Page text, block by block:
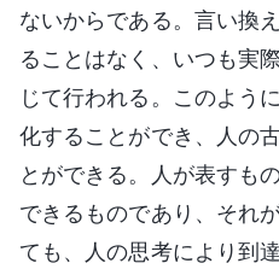
ないからである。言い換
ることはなく、いつも実
じて行われる。このよう
化することができ、人の
とができる。人が表すも
できるものであり、それ
ても、人の思考により到